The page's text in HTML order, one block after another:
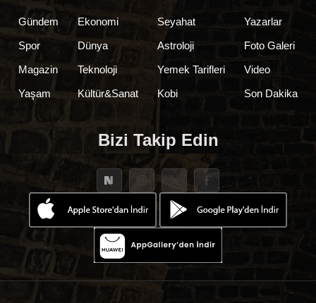
Gündem
Spor
Magazin
Yaşam
Ekonomi
Dünya
Teknoloji
Kültür&Sanat
Seyahat
Astroloji
Yemek Tarifleri
Kobi
Yazarlar
Foto Galeri
Video
Son Dakika
Bizi Takip Edin